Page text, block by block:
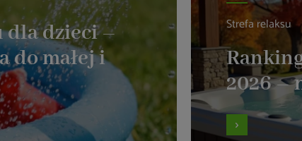
dla dzieci –
do małej i
Strefa relaksu
2026 –